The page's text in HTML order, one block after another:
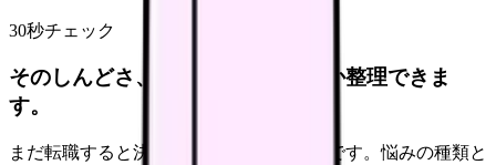
30秒チェック
そのしんどさ、転職すべきサインか整理できま
す。
まだ転職すると決めていなくても大丈夫です。悩みの種類と